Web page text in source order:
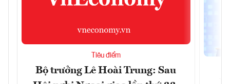
Tiêu điểm
Bộ trưởng Lê Hoài Trung: Sau